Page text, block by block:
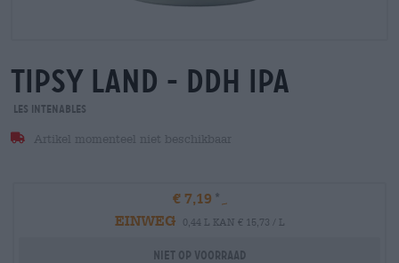
tipsy land - ddh ipa
Les Intenables
Artikel momenteel niet beschikbaar
€ 7,19
EINWEG
0,44 L KAN € 15,73 / L
Niet op voorraad